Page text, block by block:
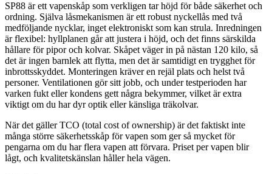
SP88 är ett vapenskåp som verkligen tar höjd för både säkerhet och
ordning. Själva låsmekanismen är ett robust nyckellås med två
medföljande nycklar, inget elektroniskt som kan strula. Inredningen
är flexibel: hyllplanen går att justera i höjd, och det finns särskilda
hållare för pipor och kolvar. Skåpet väger in på nästan 120 kilo, så
det är ingen barnlek att flytta, men det är samtidigt en trygghet för
inbrottsskyddet. Monteringen kräver en rejäl plats och helst två
personer. Ventilationen gör sitt jobb, och under testperioden har
varken fukt eller kondens gett några bekymmer, vilket är extra
viktigt om du har dyr optik eller känsliga träkolvar.
När det gäller TCO (total cost of ownership) är det faktiskt inte
många större säkerhetsskåp för vapen som ger så mycket för
pengarna om du har flera vapen att förvara. Priset per vapen blir
lågt, och kvalitetskänslan håller hela vägen.